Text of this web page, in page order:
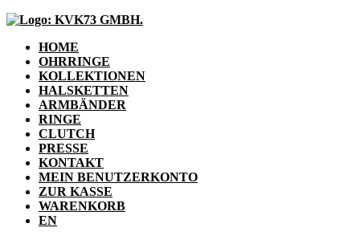
HOME
OHRRINGE
KOLLEKTIONEN
HALSKETTEN
ARMBÄNDER
RINGE
CLUTCH
PRESSE
KONTAKT
MEIN BENUTZERKONTO
ZUR KASSE
WARENKORB
EN